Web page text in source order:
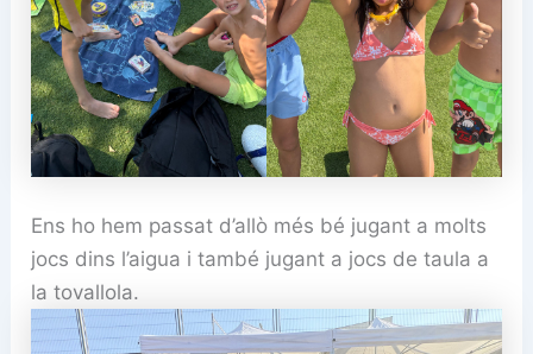
Ens ho hem passat d’allò més bé jugant a molts
jocs dins l’aigua i també jugant a jocs de taula a
la tovallola.